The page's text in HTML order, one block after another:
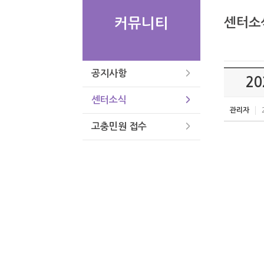
커뮤니티
공지사항
센터소식
고충민원 접수
센터소
관리자